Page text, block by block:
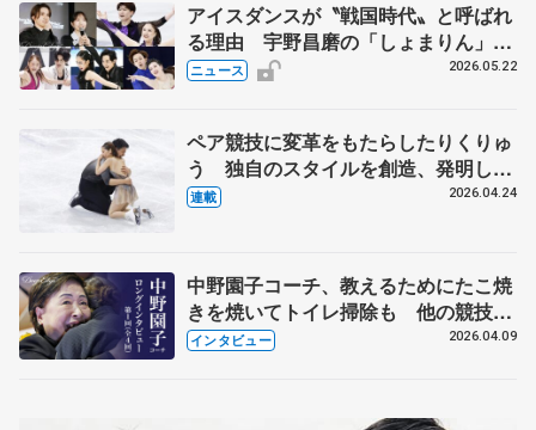
アイスダンスが〝戦国時代〟と呼ばれ
る理由 宇野昌磨の「しょまりん」ら
実力者が相次いで参戦 国内の競争激
ニュース 2026.05.22
ペア競技に変革をもたらしたりくりゅ
う 独自のスタイルを創造、発明した
【引退発表後②】
連載 2026.04.24
中野園子コーチ、教えるためにたこ焼
きを焼いてトイレ掃除も 他の競技に
も通用するという坂本花織の筋肉
インタビュー 2026.04.09